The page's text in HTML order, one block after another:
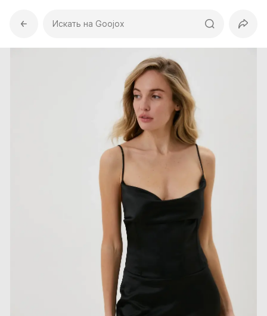
Искать на Goojox